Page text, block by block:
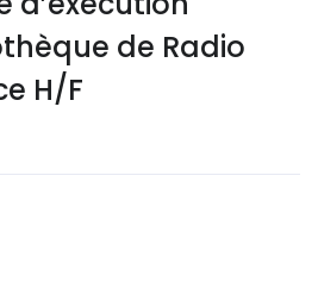
de Radio
H/F